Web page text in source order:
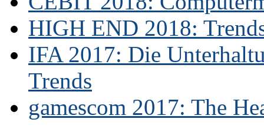
HIGH END 2018:
IFA 2017: Die
Trends
gamescom 2017: The